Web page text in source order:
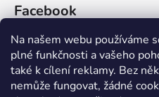
Na našem webu používáme
plné funkčnosti a vašeho
také k cílení reklamy. Bez
nemůže fungovat, žádné
Facebook